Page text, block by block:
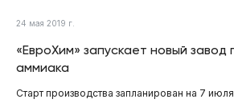
24 мая 2019 г.
«ЕвроХим» запускает новый завод
аммиака
Старт производства запланирован на 7